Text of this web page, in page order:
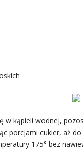
w kąpieli wodnej,
porcjami cukier, aż
175° bez